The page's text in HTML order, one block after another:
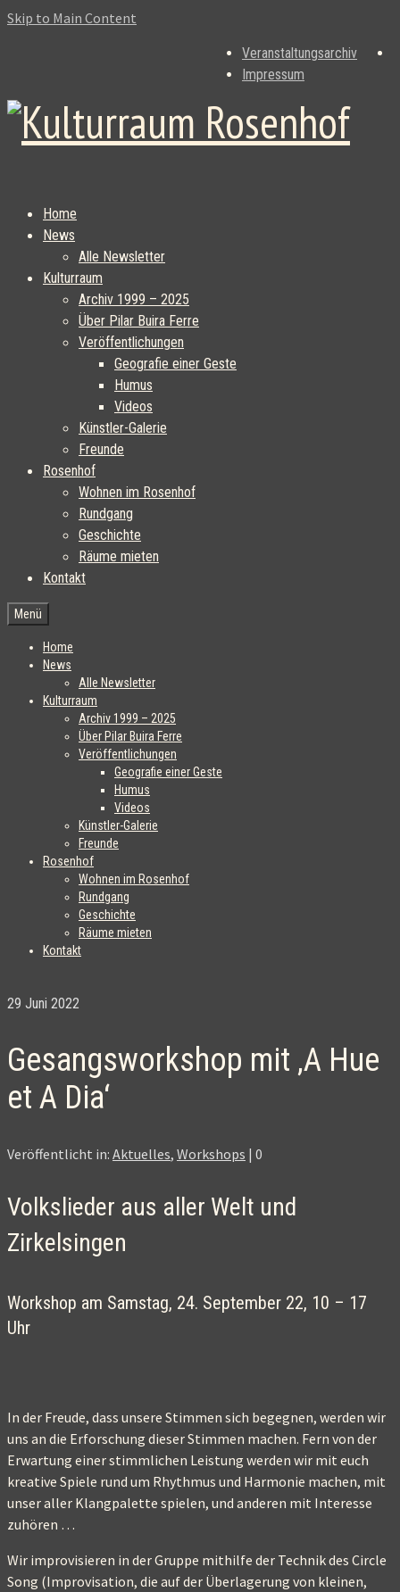
Skip to Main Content
Veranstaltungsarchiv
Impressum
Home
News
Alle Newsletter
Kulturraum
Archiv 1999 – 2025
Über Pilar Buira Ferre
Veröffentlichungen
Geografie einer Geste
Humus
Videos
Künstler-Galerie
Freunde
Rosenhof
Wohnen im Rosenhof
Rundgang
Geschichte
Räume mieten
Kontakt
Menü
Home
News
Alle Newsletter
Kulturraum
Archiv 1999 – 2025
Über Pilar Buira Ferre
Veröffentlichungen
Geografie einer Geste
Humus
Videos
Künstler-Galerie
Freunde
Rosenhof
Wohnen im Rosenhof
Rundgang
Geschichte
Räume mieten
Kontakt
29 Juni 2022
Gesangsworkshop mit ‚A Hue
et A Dia‘
Veröffentlicht in: Aktuelles, Workshops | 0
Volkslieder aus aller Welt und
Zirkelsingen
Workshop am Samstag, 24. September 22, 10 – 17
Uhr
In der Freude, dass unsere Stimmen sich begegnen, werden wir
uns an die Erforschung dieser Stimmen machen. Fern von der
Erwartung einer stimmlichen Leistung werden wir mit euch
kreative Spiele rund um Rhythmus und Harmonie machen, mit
unser aller Klangpalette spielen, und anderen mit Interesse
zuhören …
Wir improvisieren in der Gruppe mithilfe der Technik des Circle
Song (Improvisation, die auf der Überlagerung von kleinen,